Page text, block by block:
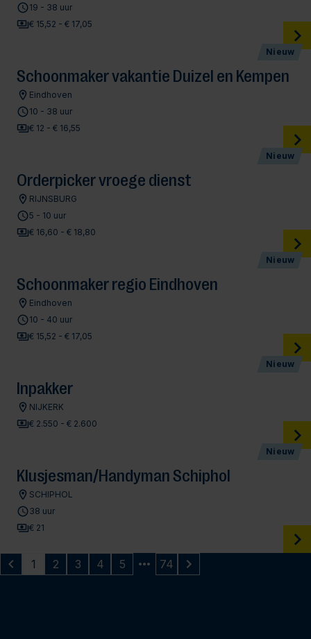
19 - 38 uur
€ 15,52 - € 17,05
Nieuw
Schoonmaker vakantie Duizel en Kempen
Eindhoven
10 - 38 uur
€ 12 - € 16,55
Nieuw
Orderpicker vroege dienst
RIJNSBURG
5 - 10 uur
€ 16,60 - € 18,80
Nieuw
Schoonmaker regio Eindhoven
Eindhoven
10 - 40 uur
€ 15,52 - € 17,05
Nieuw
Inpakker
NIJKERK
€ 2.550 - € 2.600
Nieuw
Klusjesman/Handyman Schiphol
SCHIPHOL
38 uur
€ 21
1 2 3 4 5 74